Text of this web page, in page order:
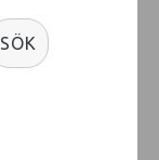
SÖK